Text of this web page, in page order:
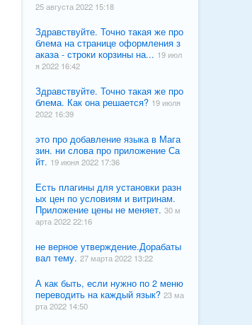
25 августа 2022 15:18
Здравствуйте. Точно такая же про
блема на странице оформления з
аказа - строки корзины на... 19 июл
я 2022 16:42
Здравствуйте. Точно такая же про
блема. Как она решается? 19 июля
2022 16:39
это про добавление языка в Мага
зин. ни слова про приложение Са
йт. 19 июня 2022 17:36
Есть плагины для установки разн
ых цен по условиям и витринам.
Приложение цены не меняет. 30 м
арта 2022 22:16
не верное утверждение.Дорабаты
вал тему. 27 марта 2022 13:22
А как быть, если нужно по 2 меню
переводить на каждый язык? 23 ма
рта 2022 14:50